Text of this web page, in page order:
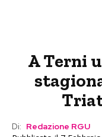
A Terni
Di: Redazione RGU